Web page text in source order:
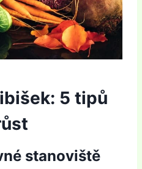
5 tipů
stanoviště